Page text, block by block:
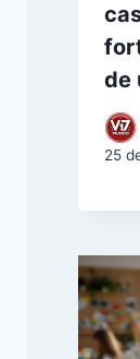
de
25